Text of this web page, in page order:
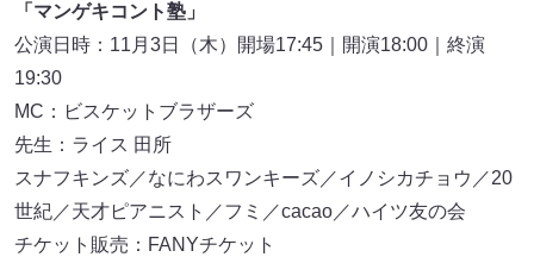
「マンゲキコント塾」
公演日時：11月3日（木）開場17:45｜開演18:00｜終演
19:30
MC：ビスケットブラザーズ
先生：ライス 田所
スナフキンズ／なにわスワンキーズ／イノシカチョウ／20
世紀／天才ピアニスト／フミ／cacao／ハイツ友の会
チケット販売：FANYチケット